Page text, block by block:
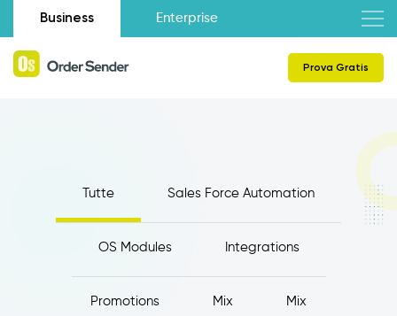
Business Enterprise
Prova Gratis
Tutte Sales Force Automation
OS Modules Integrations
Promotions Mix Mix